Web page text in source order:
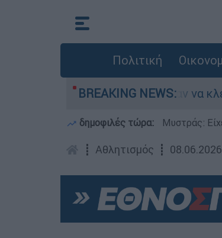
Πολιτική
BREAKING NEWS:
Άνω Λιόσια: Πήγαν να κλέψουν
δημοφιλές τώρα: Μυστράς:
┋ Αθλητισμός ┋